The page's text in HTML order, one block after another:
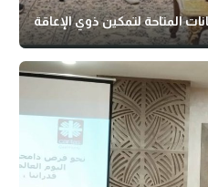
المتاحة لتمكين ذوي الإعاقة